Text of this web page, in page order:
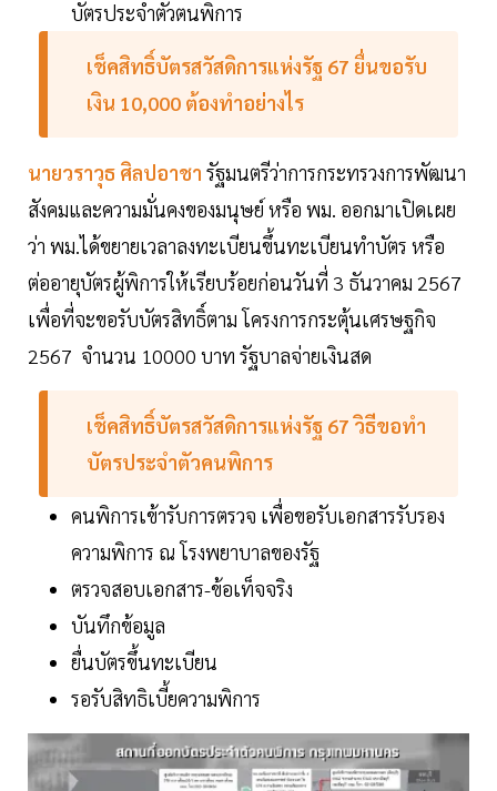
บัตรประจำตัวตนพิการ
เช็คสิทธิ์บัตรสวัสดิการแห่งรัฐ 67 ยื่นขอรับ
เงิน 10,000 ต้องทำอย่างไร
นายวราวุธ ศิลปอาชา รัฐมนตรีว่าการกระทรวงการพัฒนา
สังคมและความมั่นคงของมนุษย์ หรือ พม. ออกมาเปิดเผย
ว่า พม.ได้ขยายเวลาลงทะเบียนขึ้นทะเบียนทำบัตร หรือ
ต่ออายุบัตรผู้พิการให้เรียบร้อยก่อนวันที่ 3 ธันวาคม 2567
เพื่อที่จะขอรับบัตรสิทธิ์ตาม โครงการกระตุ้นเศรษฐกิจ
2567 จำนวน 10000 บาท รัฐบาลจ่ายเงินสด
เช็คสิทธิ์บัตรสวัสดิการแห่งรัฐ 67 วิธีขอทำ
บัตรประจำตัวคนพิการ
คนพิการเข้ารับการตรวจ เพื่อขอรับเอกสารรับรอง
ความพิการ ณ โรงพยาบาลของรัฐ
ตรวจสอบเอกสาร-ข้อเท็จจริง
บันทึกข้อมูล
ยื่นบัตรขึ้นทะเบียน
รอรับสิทธิเบี้ยความพิการ